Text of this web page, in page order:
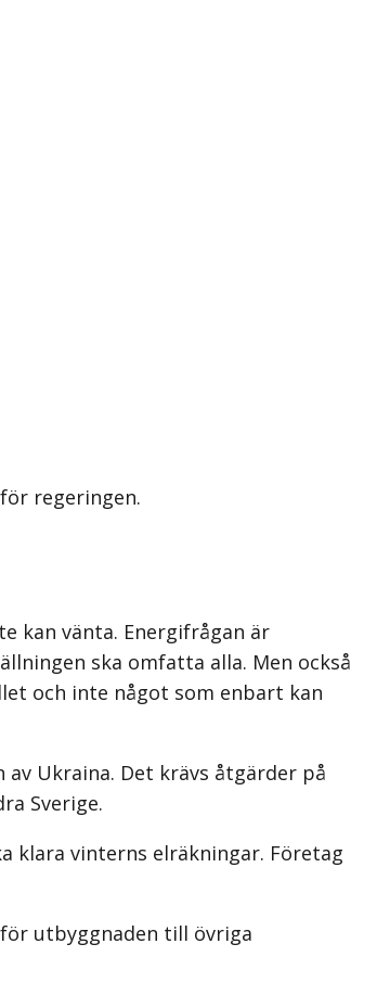
regeringen.
kan vänta. Energifrågan är
ska omfatta alla. Men också
och inte något som enbart kan
Ukraina. Det krävs åtgärder på
Sverige.
klara vinterns elräkningar. Företag
utbyggnaden till övriga